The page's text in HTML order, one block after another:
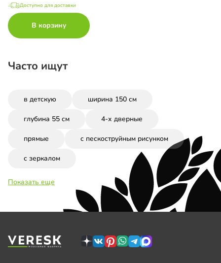
Доступно для доставки
В корзину
Часто ищут
в детскую ширина 150 см
глубина 55 см 4-х дверные
прямые с пескоструйным рисунком
с зеркалом
Показать еще